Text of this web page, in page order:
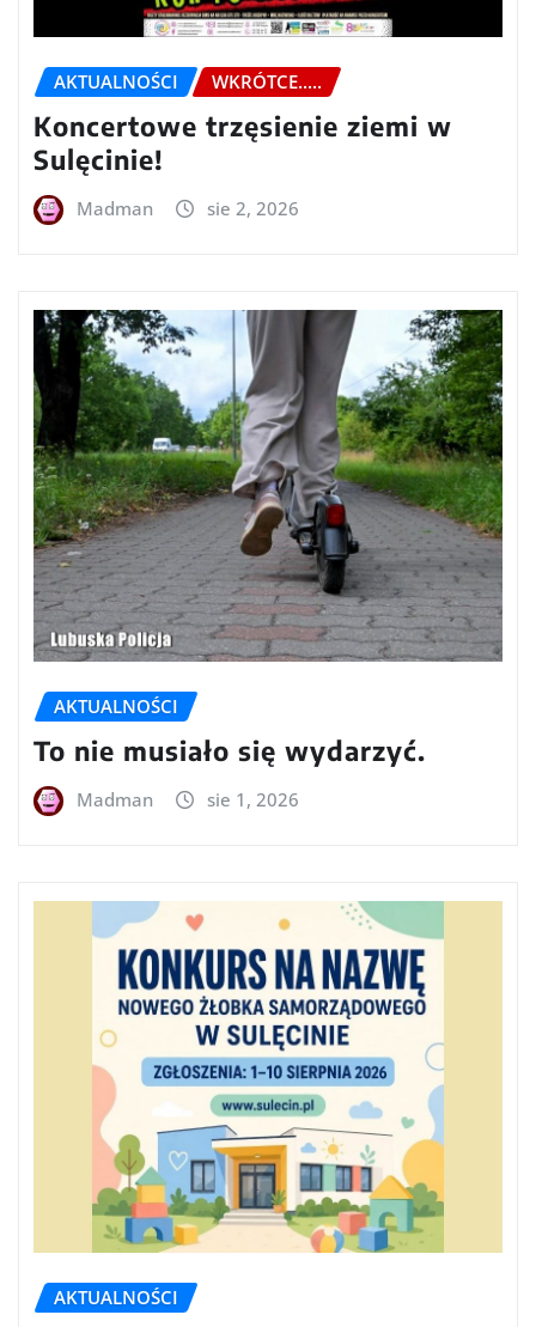
AKTUALNOŚCI WKRÓTCE.....
Koncertowe trzęsienie ziemi w
Sulęcinie!
Madman sie 2, 2026
AKTUALNOŚCI
To nie musiało się wydarzyć.
Madman sie 1, 2026
AKTUALNOŚCI